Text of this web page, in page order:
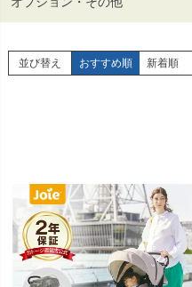
並び替え おすすめ順 新着順